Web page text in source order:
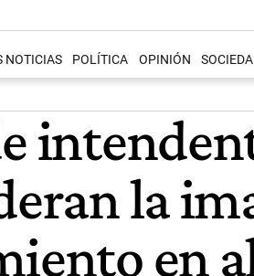
NOTICIAS POLÍTICA OPINIÓN
la
en